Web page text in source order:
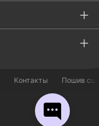
Контакты Пошив